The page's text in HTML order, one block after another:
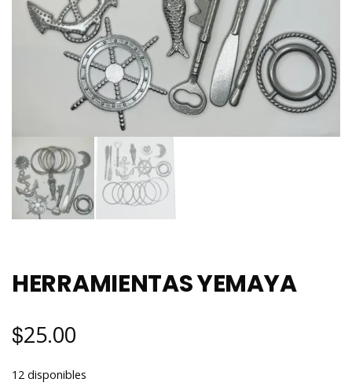
HERRAMIENTAS YEMAYA
$25.00
12 disponibles